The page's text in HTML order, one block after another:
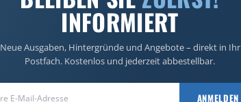
INFORMIERT
Neue Ausgaben, Hintergründe und Angebote – direkt in Ihr
Postfach. Kostenlos und jederzeit abbestellbar.
ANMELDEN